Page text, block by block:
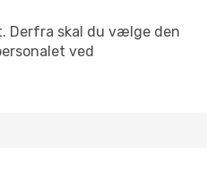
Derfra skal du vælge den
ved